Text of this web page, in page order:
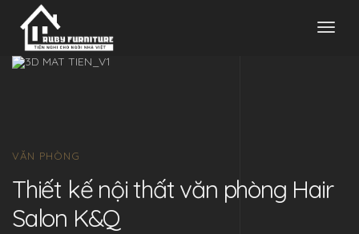
VĂN PHÒNG
Thiết kế nội thất văn phòng Hair
Salon K&Q